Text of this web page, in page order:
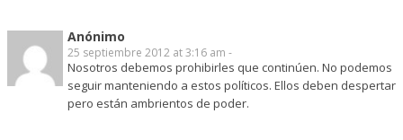
Anónimo
25 septiembre 2012 at 3:16 am -
Nosotros debemos prohibirles que continúen. No podemos
seguir manteniendo a estos políticos. Ellos deben despertar
pero están ambrientos de poder.